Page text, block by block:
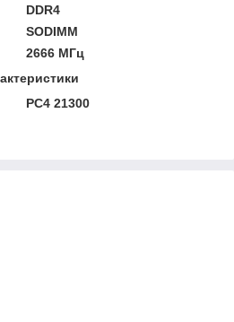
DDR4
SODIMM
2666 МГц
PC4 21300